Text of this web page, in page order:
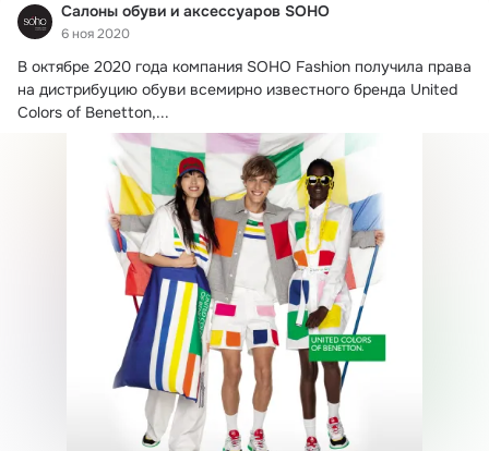
Салоны обуви и аксессуаров SOHO
6 ноя 2020
В октябре 2020 года компания SOHO Fashion получила права
на дистрибуцию обуви всемирно известного бренда United
Colors of Benetton,...